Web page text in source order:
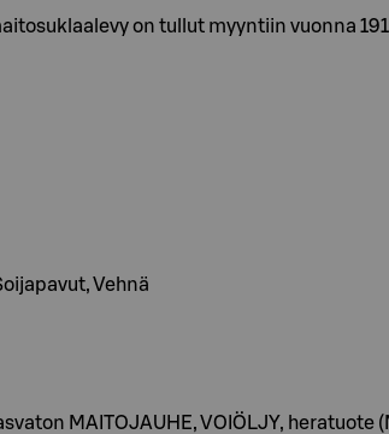
on tullut myyntiin vuonna
Vehnä
MAITOJAUHE, VOIÖLJY,